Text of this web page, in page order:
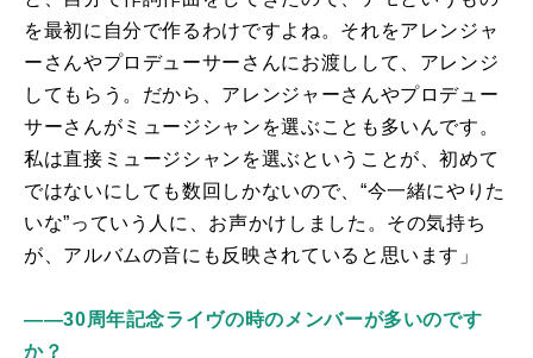
を最初に自分で作るわけですよね。それをアレンジャ
ーさんやプロデューサーさんにお渡しして、アレンジ
してもらう。だから、アレンジャーさんやプロデュー
サーさんがミュージシャンを選ぶことも多いんです。
私は直接ミュージシャンを選ぶということが、初めて
ではないにしても数回しかないので、“今一緒にやりた
いな”っていう人に、お声かけしました。その気持ち
が、アルバムの音にも反映されていると思います」
――30周年記念ライヴの時のメンバーが多いのです
か？